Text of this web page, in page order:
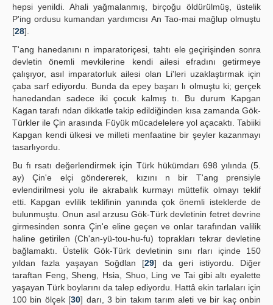
hepsi yenildi. Ahali yağmalanmış, birçoğu öldürülmüş, üstelik
P'ing ordusu kumandan yardımcısı An Tao-mai mağlup olmuştu
[28].
T'ang hanedanını n imparatoriçesi, tahtı ele geçirişinden sonra
devletin önemli mevkilerine kendi ailesi efradını getirmeye
çalışıyor, asıl imparatorluk ailesi olan Li'leri uzaklaştırmak için
çaba sarf ediyordu. Bunda da epey başarı lı olmuştu ki; gerçek
hanedandan sadece iki çocuk kalmış tı. Bu durum Kapgan
Kagan tarafı ndan dikkatle takip edildiğinden kısa zamanda Gök-
Türkler ile Çin arasında Füyük mücadelelere yol açacaktı. Tabiiki
Kapgan kendi ülkesi ve milleti menfaatine bir şeyler kazanmayı
tasarlıyordu.
Bu fı rsatı değerlendirmek için Türk hükümdarı 698 yılında (5.
ay) Çin'e elçi göndererek, kızını n bir T'ang prensiyle
evlendirilmesi yolu ile akrabalık kurmayı müttefik olmayı teklif
etti. Kapgan evlilik teklifinin yanında çok önemli isteklerde de
bulunmuştu. Onun asıl arzusu Gök-Türk devletinin fetret devrine
girmesinden sonra Çin'e eline geçen ve onlar tarafından valilik
haline getirilen (Ch'an-yü-tou-hu-fu) toprakları tekrar devletine
bağlamaktı. Üstelik Gök-Türk devletinin sını rları içinde 150
yıldan fazla yaşayan Soğdlan [29] da geri istiyordu. Diğer
taraftan Feng, Sheng, Hsia, Shuo, Ling ve Tai gibi altı eyalette
yaşayan Türk boylarını da talep ediyordu. Hattâ ekin tarlaları için
100 bin ölçek [30] darı, 3 bin takım tarım aleti ve bir kaç onbin